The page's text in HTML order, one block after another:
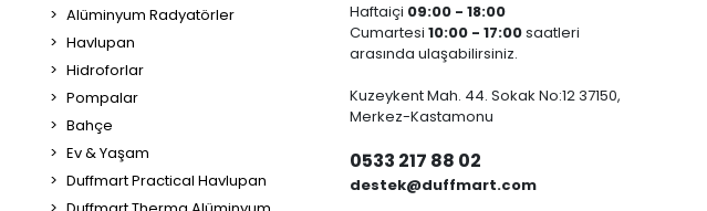
Alüminyum Radyatörler
Havlupan
Hidroforlar
Pompalar
Bahçe
Ev & Yaşam
Duffmart Practical Havlupan
Haftaiçi 09:00 - 18:00
Cumartesi 10:00 - 17:00saatleri
arasında ulaşabilirsiniz.
Kuzeykent Mah. 44. Sokak No:12 37150,
Merkez-Kastamonu
0533 217 88 02
destek@duffmart.com